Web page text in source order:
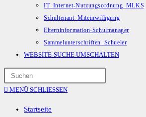
IT_Internet-Nutzungsordnung_MLKS
Schultenant_Miteinwilligung
Elterninformation-Schulmanager
Sammelunterschriften_Schueler
WEBSITE-SUCHE UMSCHALTEN
MENÜ SCHLIESSEN
Startseite